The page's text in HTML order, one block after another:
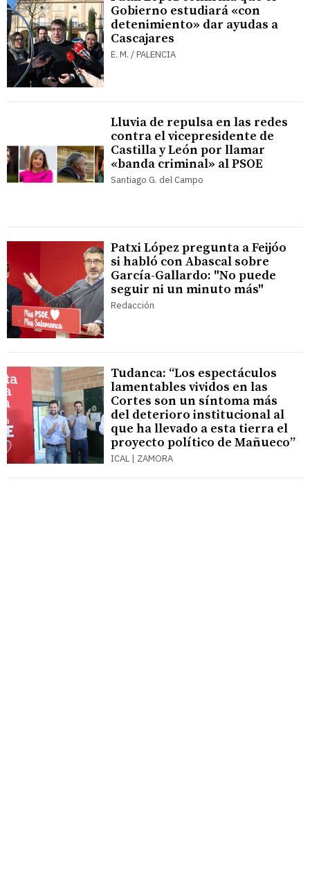
Gobierno estudiará «con
detenimiento» dar ayudas a
Cascajares
E. M. / PALENCIA
Lluvia de repulsa en las redes
contra el vicepresidente de
Castilla y León por llamar
«banda criminal» al PSOE
Santiago G. del Campo
Patxi López pregunta a Feijóo
si habló con Abascal sobre
García-Gallardo: "No puede
seguir ni un minuto más"
Redacción
Tudanca: “Los espectáculos
lamentables vividos en las
Cortes son un síntoma más
del deterioro institucional al
que ha llevado a esta tierra el
proyecto político de Mañueco”
ICAL | ZAMORA